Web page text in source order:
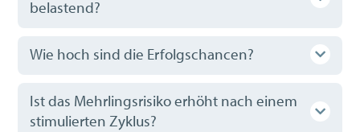
belastend?
Wie hoch sind die Erfolgschancen?
Ist das Mehrlingsrisiko erhöht nach einem
stimulierten Zyklus?